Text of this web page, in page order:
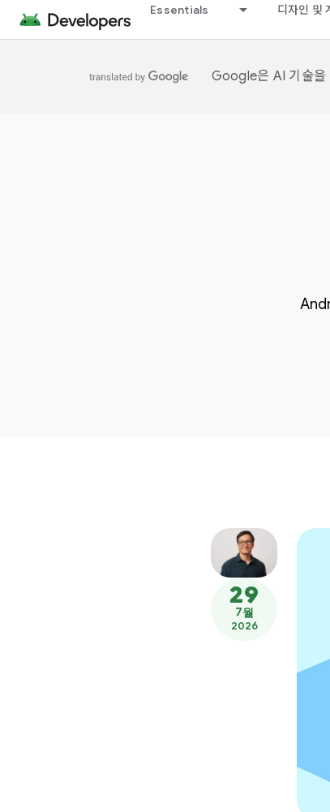
Essentials 디자인 및
Google은 AI 기술을
29
7월
2026